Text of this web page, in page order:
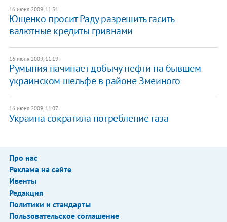
16 июня 2009, 11:51
Ющенко просит Раду разрешить гасить
валютные кредиты гривнами
16 июня 2009, 11:19
Румыния начинает добычу нефти на бывшем
украинском шельфе в районе Змеиного
16 июня 2009, 11:07
Украина сократила потребление газа
Про нас
Реклама на сайте
Ивенты
Редакция
Политики и стандарты
Пользовательское соглашение